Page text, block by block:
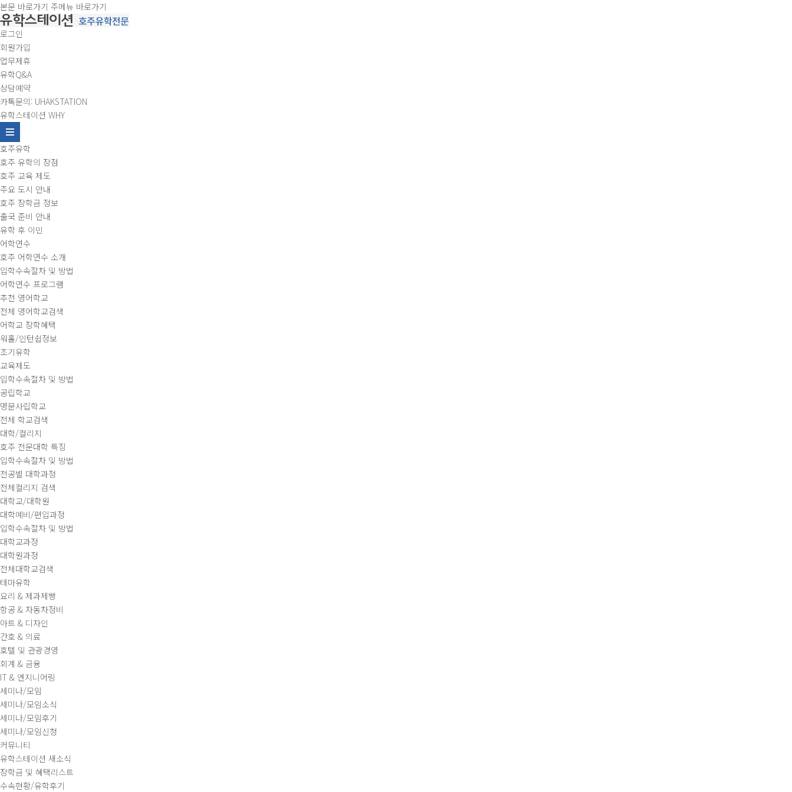
본문 바로가기 주메뉴 바로가기
로그인
회원가입
업무제휴
유학Q&A
상담예약
카톡문의: UHAKSTATION
유학스테이션 WHY
호주유학
호주 유학의 장점
호주 교육 제도
주요 도시 안내
호주 장학금 정보
출국 준비 안내
유학 후 이민
어학연수
호주 어학연수 소개
입학수속절차 및 방법
어학연수 프로그램
추천 영어학교
전체 영어학교검색
어학교 장학혜택
워홀/인턴쉽정보
조기유학
교육제도
입학수속절차 및 방법
공립학교
명문사립학교
전체 학교검색
대학/컬리지
호주 전문대학 특징
입학수속절차 및 방법
전공별 대학과정
전체컬리지 검색
대학교/대학원
대학예비/편입과정
입학수속절차 및 방법
대학교과정
대학원과정
전체대학교검색
테마유학
요리 & 제과제빵
항공 & 자동차정비
아트 & 디자인
간호 & 의료
호텔 및 관광경영
회계 & 금융
IT & 엔지니어링
세미나/모임
세미나/모임소식
세미나/모임후기
세미나/모임신청
커뮤니티
유학스테이션 새소식
장학금 및 혜택리스트
수속현황/유학후기